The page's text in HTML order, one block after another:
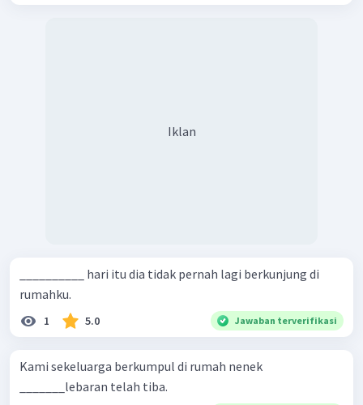
Iklan
__________ hari itu dia tidak pernah lagi berkunjung di
rumahku.
1 5.0 Jawaban terverifikasi
Kami sekeluarga berkumpul di rumah nenek
_______lebaran telah tiba.